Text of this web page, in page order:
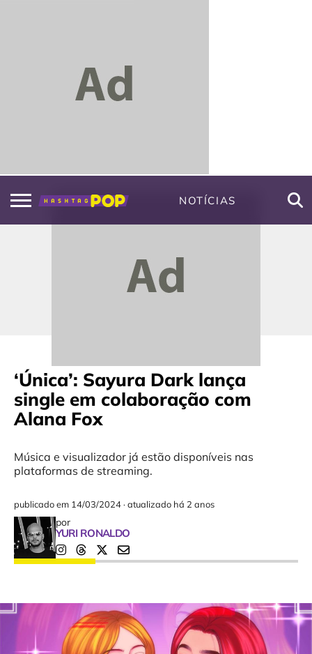
NOTÍCIAS
‘Única’: Sayura Dark lança
single em colaboração com
Alana Fox
Música e visualizador já estão disponíveis nas
plataformas de streaming.
publicado em 14/03/2024·atualizado há 2 anos
por
YURI RONALDO